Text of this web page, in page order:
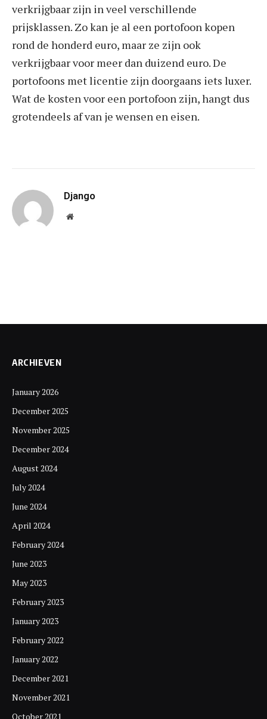
verkrijgbaar zijn in veel verschillende
prijsklassen. Zo kan je al een portofoon kopen
rond de honderd euro, maar ze zijn ook
verkrijgbaar voor meer dan duizend euro. De
portofoons met licentie zijn doorgaans iets luxer.
Wat de kosten voor een portofoon zijn, hangt dus
grotendeels af van je wensen en eisen.
Django
Website
ARCHIEVEN
January 2026
December 2025
November 2025
December 2024
August 2024
July 2024
June 2024
April 2024
February 2024
June 2023
May 2023
February 2023
January 2023
February 2022
January 2022
December 2021
November 2021
October 2021